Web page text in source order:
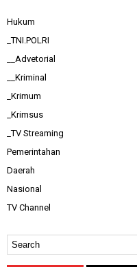
Hukum
_TNI.POLRI
__Advetorial
__Kriminal
_Krimum
_Krimsus
_TV Streaming
Pemerintahan
Daerah
Nasional
TV Channel